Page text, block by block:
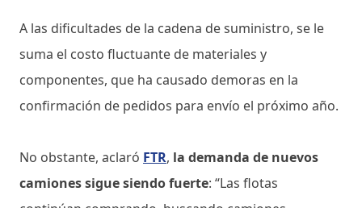
A las dificultades de la cadena de suministro, se le
suma el costo fluctuante de materiales y
componentes, que ha causado demoras en la
confirmación de pedidos para envío el próximo año.
No obstante, aclaró FTR, la demanda de nuevos
camiones sigue siendo fuerte: “Las flotas